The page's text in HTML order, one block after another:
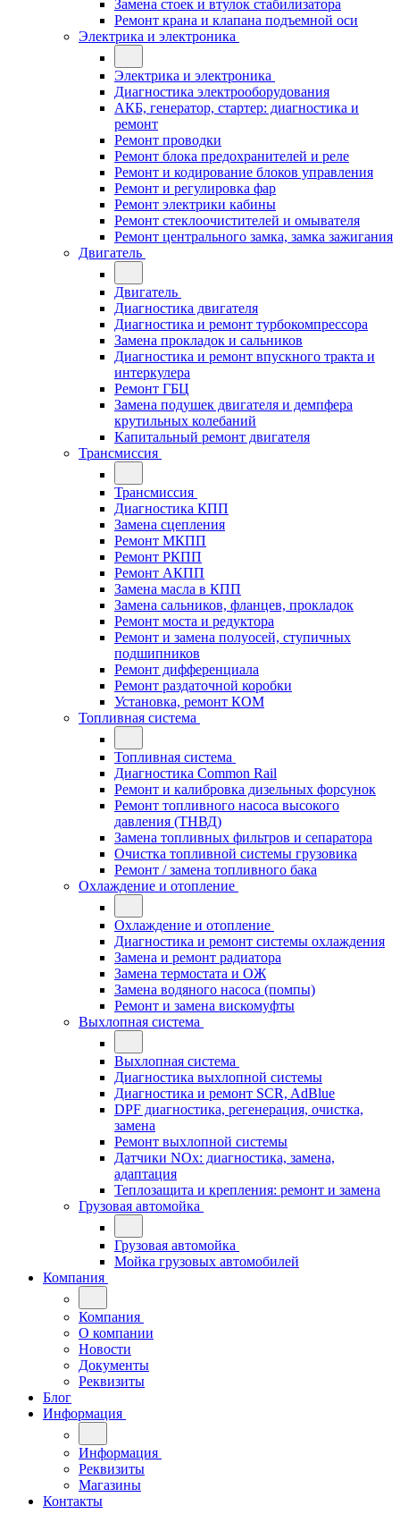
Замена стоек и втулок стабилизатора
Ремонт крана и клапана подъемной оси
Электрика и электроника
Электрика и электроника
Диагностика электрооборудования
АКБ, генератор, стартер: диагностика и
ремонт
Ремонт проводки
Ремонт блока предохранителей и реле
Ремонт и кодирование блоков управления
Ремонт и регулировка фар
Ремонт электрики кабины
Ремонт стеклоочистителей и омывателя
Ремонт центрального замка, замка зажигания
Двигатель
Двигатель
Диагностика двигателя
Диагностика и ремонт турбокомпрессора
Замена прокладок и сальников
Диагностика и ремонт впускного тракта и
интеркулера
Ремонт ГБЦ
Замена подушек двигателя и демпфера
крутильных колебаний
Капитальный ремонт двигателя
Трансмиссия
Трансмиссия
Диагностика КПП
Замена сцепления
Ремонт МКПП
Ремонт РКПП
Ремонт АКПП
Замена масла в КПП
Замена сальников, фланцев, прокладок
Ремонт моста и редуктора
Ремонт и замена полуосей, ступичных
подшипников
Ремонт дифференциала
Ремонт раздаточной коробки
Установка, ремонт КОМ
Топливная система
Топливная система
Диагностика Common Rail
Ремонт и калибровка дизельных форсунок
Ремонт топливного насоса высокого
давления (ТНВД)
Замена топливных фильтров и сепаратора
Очистка топливной системы грузовика
Ремонт / замена топливного бака
Охлаждение и отопление
Охлаждение и отопление
Диагностика и ремонт системы охлаждения
Замена и ремонт радиатора
Замена термостата и ОЖ
Замена водяного насоса (помпы)
Ремонт и замена вискомуфты
Выхлопная система
Выхлопная система
Диагностика выхлопной системы
Диагностика и ремонт SCR, AdBlue
DPF диагностика, регенерация, очистка,
замена
Ремонт выхлопной системы
Датчики NOx: диагностика, замена,
адаптация
Теплозащита и крепления: ремонт и замена
Грузовая автомойка
Грузовая автомойка
Мойка грузовых автомобилей
Компания
Компания
О компании
Новости
Документы
Реквизиты
Блог
Информация
Информация
Реквизиты
Магазины
Контакты